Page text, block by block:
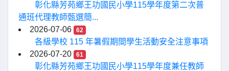
彰化縣芳苑鄉王功國民小學115學年度第二次普
通班代理教師甄選簡...
2026-07-06
62
各級學校 115 年暑假期間學生活動安全注意事項
2026-07-20
61
彰化縣芳苑鄉王功國民小學115學年度兼任教師